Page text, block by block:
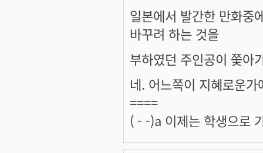
일본에서 발간한 만화중
바꾸려 하는 것을
부하였던 주인공이 쫓아
네. 어느쪽이 지혜로운
====
( - -)a 이제는 학생으로